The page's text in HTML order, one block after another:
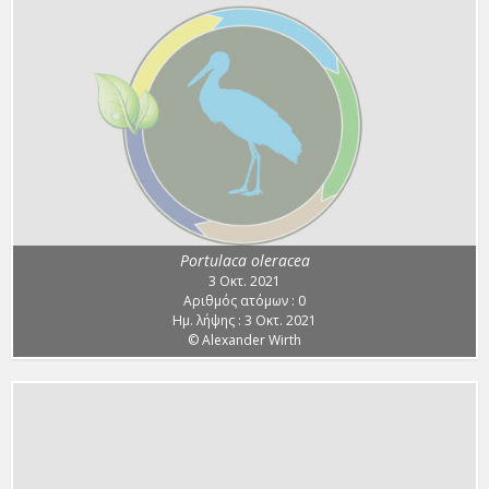
Portulaca oleracea
3 Οκτ. 2021
Αριθμός ατόμων : 0
Ημ. λήψης : 3 Οκτ. 2021
© Alexander Wirth